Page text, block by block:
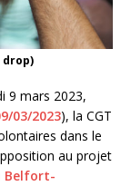
9 mars 2023,
03/2023), la CGT
dans le
au projet
Belfort-